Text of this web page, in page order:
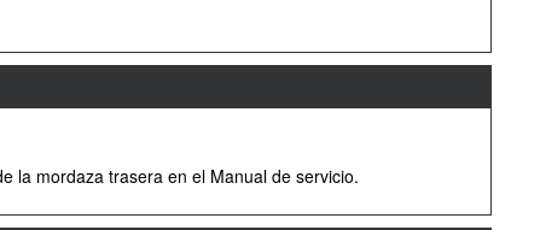
la mordaza trasera en el Manual de servicio.